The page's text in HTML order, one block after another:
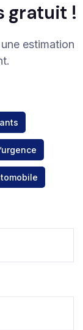
gratuit !
estimation